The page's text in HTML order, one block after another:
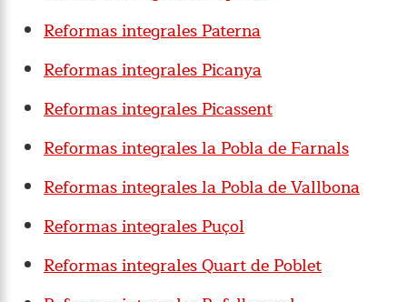
Reformas integrales Paterna
Reformas integrales Picanya
Reformas integrales Picassent
Reformas integrales la Pobla de Farnals
Reformas integrales la Pobla de Vallbona
Reformas integrales Puçol
Reformas integrales Quart de Poblet